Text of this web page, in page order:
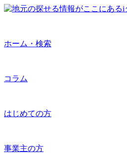
ホーム・検索
コラム
はじめての方
事業主の方